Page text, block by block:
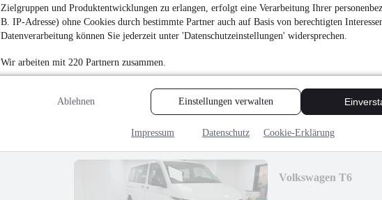
Zielgruppen und Produktentwicklungen zu erlangen, erfolgt eine Verarbeitung Ihrer
B. IP-Adresse) ohne Cookies durch bestimmte Partner auch auf Basis von berechtigten
Datenverarbeitung können Sie jederzeit unter 'Datenschutzeinstellungen' widersprechen.
Wir arbeiten mit 220 Partnern zusammen.
Ablehnen Einstellungen verwalten
Impressum Datenschutz Cookie-Erklärung
Audi A3 Sportback
TDI/NAVI/ACC/
Unfallfrei•EZ 03/
Volkswagen T6